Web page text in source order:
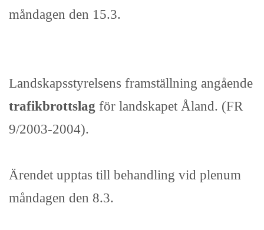
måndagen den 15.3.
Landskapsstyrelsens framställning angående
trafikbrottslag för landskapet Åland. (FR
9/2003-2004).
Ärendet upptas till behandling vid plenum
måndagen den 8.3.